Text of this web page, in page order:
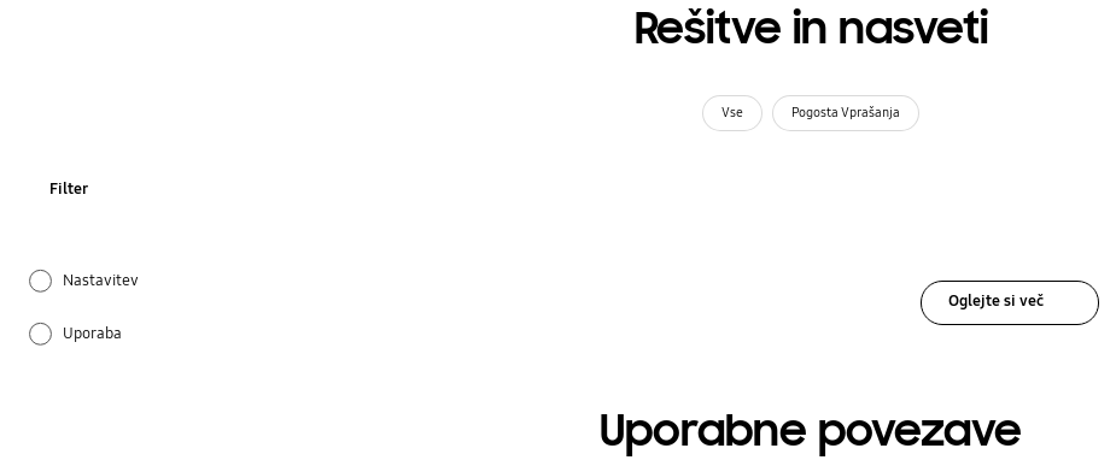
Rešitve in nasveti
Vse Pogosta Vprašanja
Filter
Nastavitev
Uporaba
Oglejte si več
Uporabne povezave